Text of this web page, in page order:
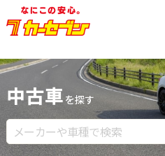
中古車 を探す